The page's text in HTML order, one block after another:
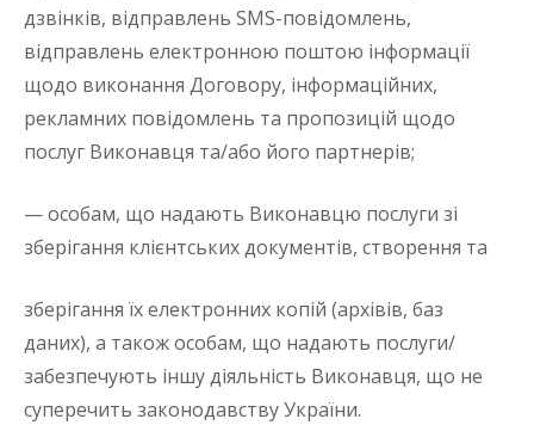
дзвінків, відправлень SMS-повідомлень,
відправлень електронною поштою інформації
щодо виконання Договору, інформаційних,
рекламних повідомлень та пропозицій щодо
послуг Виконавця та/або його партнерів;
— особам, що надають Виконавцю послуги зі
зберігання клієнтських документів, створення та
зберігання їх електронних копій (архівів, баз
даних), а також особам, що надають послуги/
забезпечують іншу діяльність Виконавця, що не
суперечить законодавству України.